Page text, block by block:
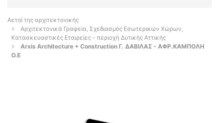
Αετοί της αρχιτεκτονικής
Αρχιτεκτονικά Γραφεία, Σχεδιασμός Εσωτερικών Χώρων,
Κατασκευαστικές Εταιρείες - περιοχή Δυτικής Αττικής
Arxis Architecture + Construction Γ. ΔΑΒΙΛΑΣ - ΑΦΡ.ΚΑΜΠΟΛΗ
Ο.Ε